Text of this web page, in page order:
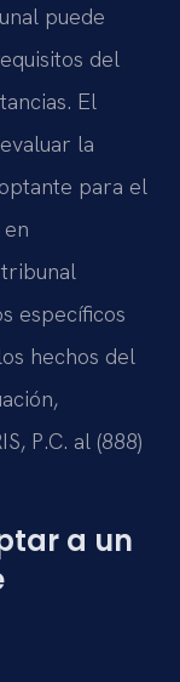
puede
del
El
la
para el
específicos
hechos del
P.C. al (888)
a un